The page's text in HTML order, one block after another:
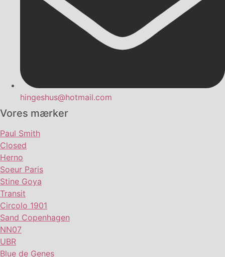
hingeshus@hotmail.com
Vores mærker
Paul Smith
Closed
Herno
Soeur Paris
Stine Goya
Transit
Circolo 1901
Sand Copenhagen
NN07
UBR
Blue de Genes